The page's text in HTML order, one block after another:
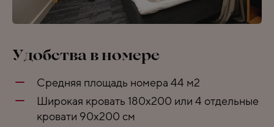
Удобства в номере
Средняя площадь номера 44 м2
Широкая кровать 180x200 или 4 отдельные
кровати 90x200 см